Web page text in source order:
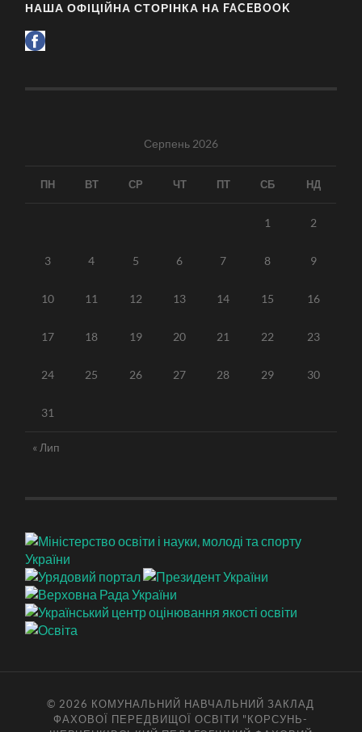
НАША ОФІЦІЙНА СТОРІНКА НА FACEBOOK
Серпень 2026
ПН ВТ СР ЧТ ПТ СБ НД
1 2
3 4 5 6 7 8 9
10 11 12 13 14 15 16
17 18 19 20 21 22 23
24 25 26 27 28 29 30
31
« Лип
© 2026 КОМУНАЛЬНИЙ НАВЧАЛЬНИЙ ЗАКЛАД
ФАХОВОЇ ПЕРЕДВИЩОЇ ОСВІТИ "КОРСУНЬ-